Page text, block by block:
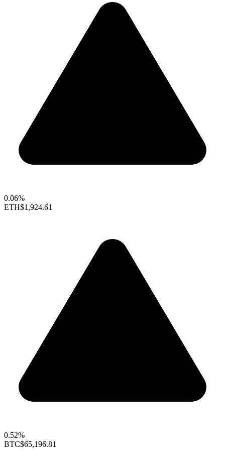
0.06%
ETH$1,924.61
0.52%
BTC$65,196.81